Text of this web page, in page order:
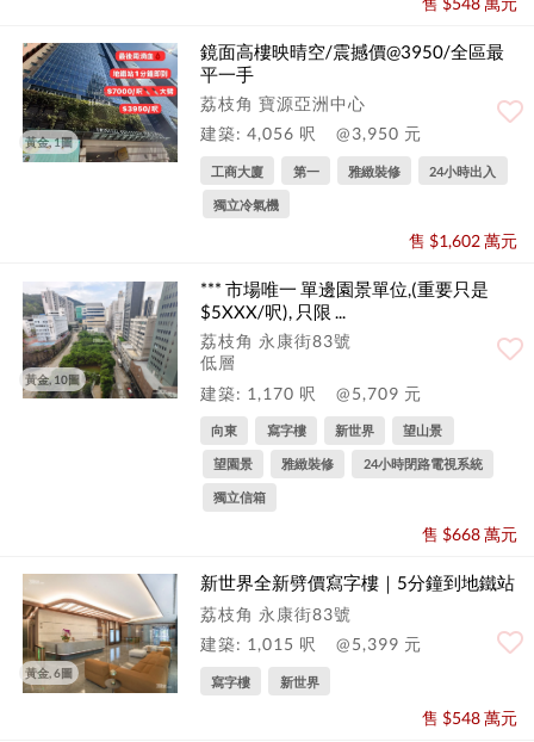
黃金, 1圖
鏡面高樓映晴空/震撼價@3950/全區最
平一手
荔枝角 寶源亞洲中心
建築: 4,056 呎
@3,950 元
工商大廈 第一 雅緻裝修 24小時出入
獨立冷氣機
售 $1,602 萬元
黃金, 10圖
*** 市場唯一 單邊園景單位,(重要只是
$5XXX/呎), 只限 ...
荔枝角 永康街83號
低層
建築: 1,170 呎
@5,709 元
向東 寫字樓 新世界 望山景
望園景 雅緻裝修 24小時閉路電視系統
獨立信箱
售 $668 萬元
黃金, 6圖
新世界全新劈價寫字樓｜5分鐘到地鐵站
荔枝角 永康街83號
建築: 1,015 呎
@5,399 元
寫字樓 新世界
售 $548 萬元